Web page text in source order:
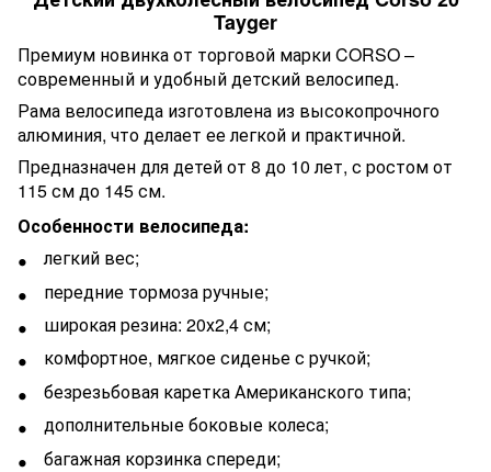
Tayger
Премиум новинка от торговой марки CORSO –
современный и удобный детский велосипед.
Рама велосипеда изготовлена из высокопрочного
алюминия, что делает ее легкой и практичной.
Предназначен для детей от 8 до 10 лет, с ростом от
115 см до 145 см.
Особенности велосипеда:
легкий вес;
передние тормоза ручные;
широкая резина: 20х2,4 см;
комфортное, мягкое сиденье с ручкой;
безрезьбовая каретка Американского типа;
дополнительные боковые колеса;
багажная корзинка спереди;